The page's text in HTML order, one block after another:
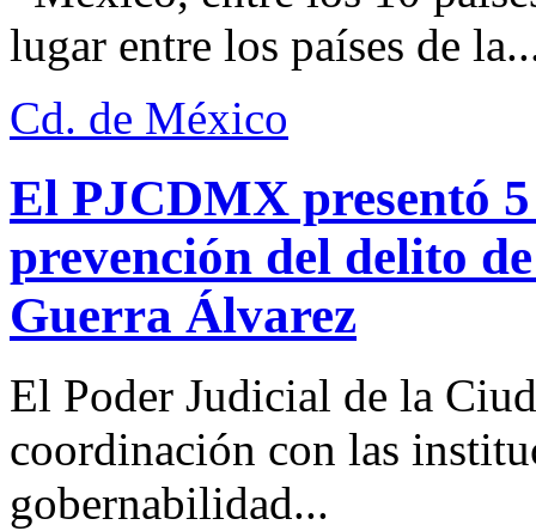
lugar entre los países de
Cd. de México
El PJCDMX presentó
prevención del delito
Guerra Álvarez
El Poder Judicial de la
coordinación con las
gobernabilidad...